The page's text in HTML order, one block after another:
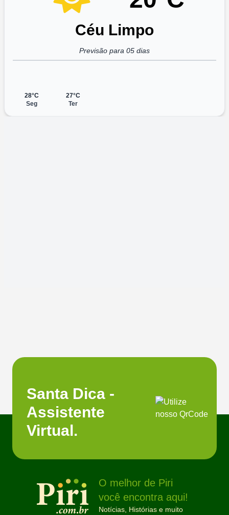
Céu Limpo
Previsão para 05 dias
28°C
Seg
27°C
Ter
Santa Dica -
Assistente
Virtual.
O melhor de Piri
você encontra aqui!
Notícias, Histórias e muito